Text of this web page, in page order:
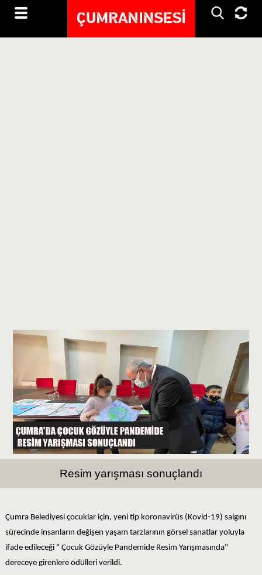
Resim yarışması sonuçlandı
Çumra Belediyesi çocuklar için, yeni tip koronavirüs (Kovid-19) salgını
sürecinde insanların değişen yaşam tarzlarının görsel sanatlar yoluyla
ifade edileceği " Çocuk Gözüyle Pandemide Resim Yarışmasında"
dereceye girenlere ödülleri verildi.